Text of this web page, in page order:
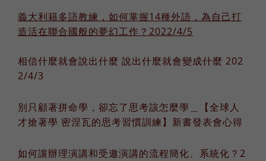
義大利籍多語教練，如何掌握14種外語，為自己打
造活在聯合國般的夢幻工作？2022/4/5
相信什麼就會說出什麼 說出什麼就會變成什麼 202
2/4/3
別只顧著拼命學，卻忘了思考該怎麼學＿【全球人
才搶著學 密涅瓦的思考習慣訓練】新書發表會心得
如何讓辦理演講和受邀演講的流程簡化、系統化？2